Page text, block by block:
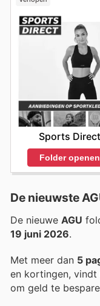
Sports Direct
Folder openen
De nieuwste
De nieuwe AGU
19 juni 2026.
Met meer dan 5
en kortingen, vindt
om geld te